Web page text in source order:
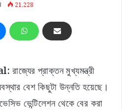
21,228
রাজ্যের প্রাক্তন মুখ্যমন্ত্রী
বেশ কিছুটা উন্নতি হয়েছে।
ভেন্টিলেশন থেকে বের করা